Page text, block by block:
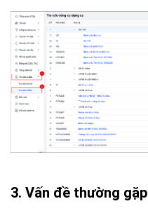
3. Vấn đề thường gặp